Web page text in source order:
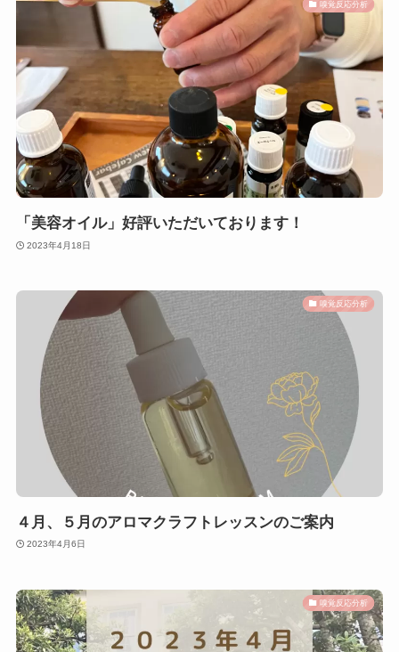
嗅覚反応分析
「美容オイル」好評いただいております！
2023年4月18日
嗅覚反応分析
４月、５月のアロマクラフトレッスンのご案内
2023年4月6日
嗅覚反応分析